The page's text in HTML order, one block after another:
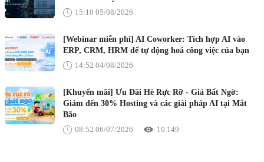
15:10 05/08/2026
[Webinar miễn phí] AI Coworker: Tích hợp AI vào
ERP, CRM, HRM để tự động hoá công việc của bạn
14:52 04/08/2026
[Khuyến mãi] Ưu Đãi Hè Rực Rỡ - Giá Bất Ngờ:
Giảm đến 30% Hosting và các giải pháp AI tại Mắt
Bão
08:52 06/07/2026
10.149